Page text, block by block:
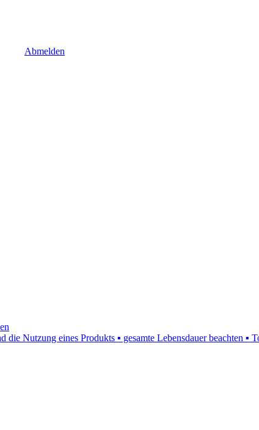
Abmelden
Nutzung eines Produkts ▪ gesamte Lebensdauer beachten ▪